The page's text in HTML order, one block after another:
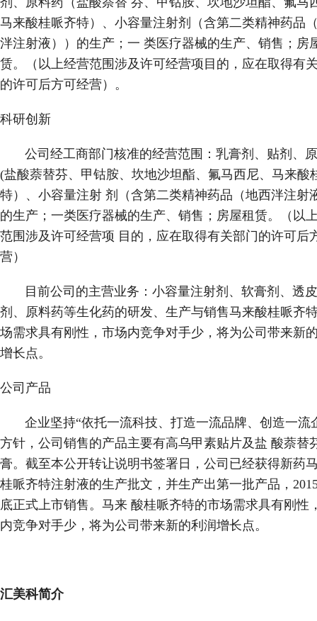
马来酸桂哌齐特）、小容量注射剂（含第二类精神药品
泮注射液））的生产；一 类医疗器械的生产、销售；房
赁。（以上经营范围涉及许可经营项目的，应在取得有
的许可后方可经营）。
科研创新
公司经工商部门核准的经营范围：乳膏剂、贴剂、
(盐酸萘替芬、甲钴胺、坎地沙坦酯、氟马西尼、马来酸
特）、小容量注射 剂（含第二类精神药品（地西泮注射
的生产；一类医疗器械的生产、销售；房屋租赁。（以
范围涉及许可经营项 目的，应在取得有关部门的许可后
营）
目前公司的主营业务：小容量注射剂、软膏剂、透
剂、原料药等生化药的研发、生产与销售马来酸桂哌齐
场需求具有刚性，市场内竞争对手少，将为公司带来新
增长点。
公司产品
企业坚持“依托一流科技、打造一流品牌、创造一流
方针，公司销售的产品主要有高乌甲素贴片及盐 酸萘替
膏。截至本公开转让说明书签署日，公司已经获得新药
桂哌齐特注射液的生产批文，并生产出第一批产品，
底正式上市销售。马来 酸桂哌齐特的市场需求具有刚性
内竞争对手少，将为公司带来新的利润增长点。
汇美科简介